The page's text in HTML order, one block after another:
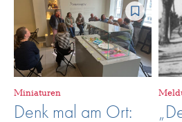
Miniaturen
Denk mal am Ort: